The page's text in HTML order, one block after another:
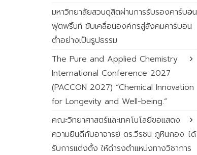
มหาวิทยาลัยสวนดุสิตผ่านการรับรองคาร์บอน
ฟุตพริ้นท์ ขับเคลื่อนองค์กรสู่สังคมคาร์บอน
ต่ำอย่างเป็นรูปธรรม
The Pure and Applied Chemistry
International Conference 2027
(PACCON 2027) “Chemical Innovation
for Longevity and Well-being.”
คณะวิทยาศาสตร์และเทคโนโลยีขอแสดง
ความยินดีกับอาจารย์ ดร.วีรชน ภูหินกอง ได้
รับการแต่งตั้ง ให้ดำรงตำแหน่งทางวิชาการ